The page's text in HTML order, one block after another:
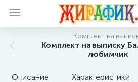
Комплект на
Комплект на выписку
любимчик
Описание Характеристики